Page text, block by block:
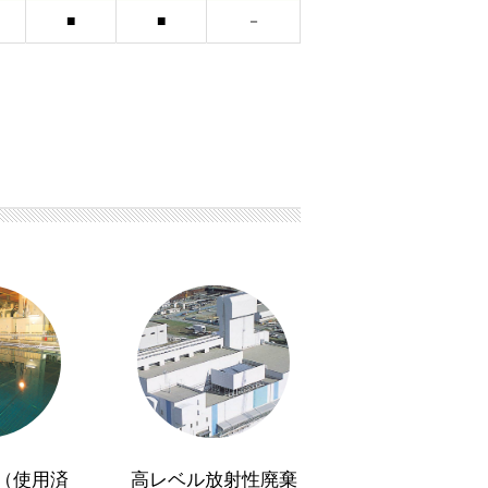
使用済 高レベル放射性廃棄